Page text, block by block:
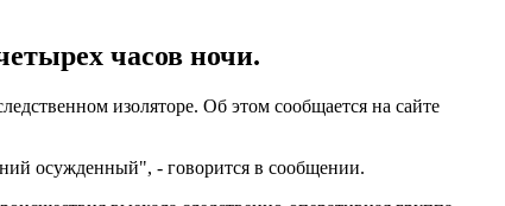
часов ночи.
изоляторе. Об этом сообщается на сайте
осужденный", - говорится в сообщении.